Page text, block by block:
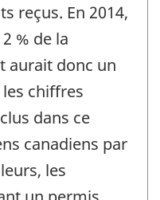
reçus. En 2014,
% de la
aurait donc un
chiffres
dans ce
canadiens par
les